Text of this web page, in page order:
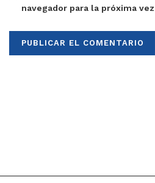
navegador para la próxima